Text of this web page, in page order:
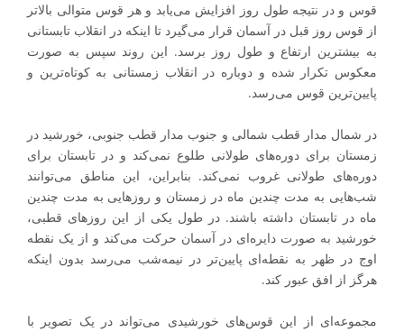
قوس و در نتیجه طول روز افزایش می‌یابد و هر قوس متوالی بالاتر
از قوس روز قبل در آسمان قرار می‌گیرد تا اینکه در انقلاب تابستانی
به بیشترین ارتفاع و طول روز برسد. این روند سپس به صورت
معکوس تکرار شده و دوباره در انقلاب زمستانی به کوتاه‌ترین و
پایین‌ترین قوس می‌رسد.
در شمال مدار قطب شمالی و جنوب مدار قطب جنوبی، خورشید در
زمستان برای دوره‌های طولانی طلوع نمی‌کند و در تابستان برای
دوره‌های طولانی غروب نمی‌کند. بنابراین، این مناطق می‌توانند
شب‌هایی به مدت چندین ماه در زمستان و روزهایی به مدت چندین
ماه در تابستان داشته باشند. در طول یکی از این روزهای قطبی،
خورشید به صورت دایره‌ای در آسمان حرکت می‌کند و از یک نقطه
اوج در ظهر به نقطه‌ای پایین‌تر در نیمه‌شب می‌رسد بدون اینکه
هرگز از افق عبور کند.
مجموعه‌ای از این قوس‌های خورشیدی می‌تواند در یک تصویر با